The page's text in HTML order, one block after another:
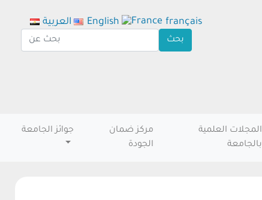
المجلات العلمية
بالجامعة
مركز ضمان
الجودة
جوائز الجامعة
العربية English français